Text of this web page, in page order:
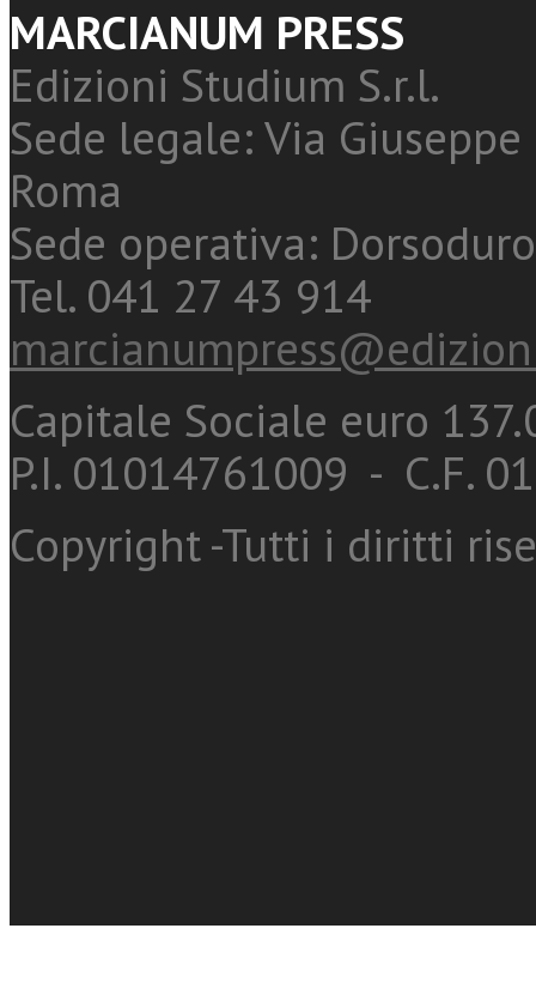
MARCIANUM PRESS
Edizioni Studium S.r.l.
Sede legale: Via
Roma
Sede operativa:
Tel. 041 27 43 914
Capitale Sociale euro
P.I. 01014761009 - C.F.
Copyright -Tutti i diritti